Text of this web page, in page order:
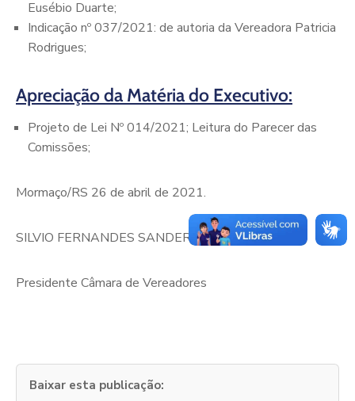
Eusébio Duarte;
Indicação nº 037/2021: de autoria da Vereadora Patricia
Rodrigues;
Apreciação da Matéria do Executivo:
Projeto de Lei Nº 014/2021; Leitura do Parecer das
Comissões;
Mormaço/RS 26 de abril de 2021.
SILVIO FERNANDES SANDERSON
Presidente Câmara de Vereadores
Baixar esta publicação: